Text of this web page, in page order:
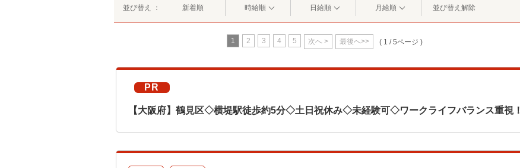
並び替え ： 新着順 時給順 日給順 月給順 並び替え解除
1 2 3 4 5 次へ > 最後へ>> ( 1 / 5ページ )
PR
【大阪府】鶴見区◇横堤駅徒歩約5分◇土日祝休み◇未経験可◇ワークライフバランス重視！